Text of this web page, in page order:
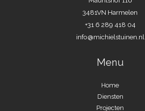
3481VN Harmelen
+31 6 289 418 04
info@michielstuinen.nl
Menu
Home
Diensten
Projecten